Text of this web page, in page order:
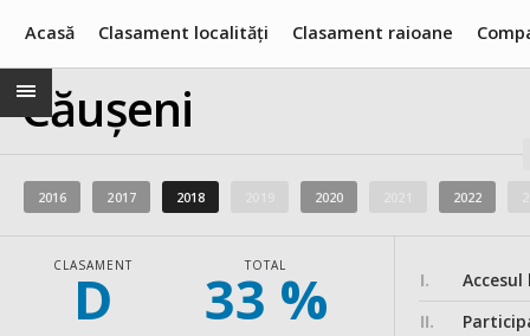
Acasă Clasament localități Clasament raioane
Căușeni
2016 2017 2018 2020 2022
CLASAMENT
D TOTAL
33 % I.
II.